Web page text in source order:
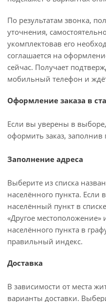
По результатам звонка,
уточнения,
укомплектовав его
соглашается на
сейчас. Получает
мобильный телефон и
Оформление заказа в
Если вы уверены в
оформить заказ,
Заполнение адреса
Выберите из списка
населённого пункта.
населённый пункт в
«Другое
населённого пункта в
правильный индекс.
Доставка
В зависимости от места
варианты доставки.